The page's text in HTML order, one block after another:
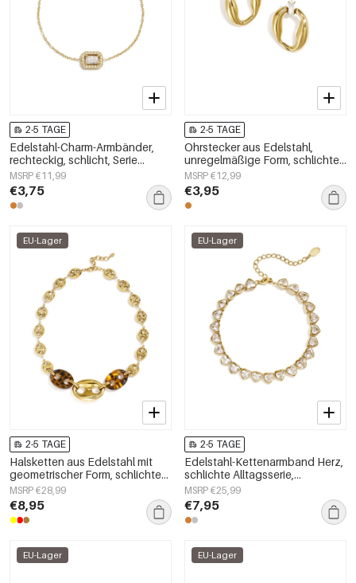
2-5 TAGE
Edelstahl-Charm-Armbänder,
rechteckig, schlicht, Serie
„Damenschmuck“
MSRP €11,99
€3,75
2-5 TAGE
Ohrstecker aus Edelstahl,
unregelmäßige Form, schlichte
Alltags-Serie, Damenschmuck
MSRP €12,99
€3,95
EU-Lager
2-5 TAGE
Halsketten aus Edelstahl mit
geometrischer Form, schlichte
Alltags-Serie, Damenschmuck
MSRP €28,99
€8,95
EU-Lager
2-5 TAGE
Edelstahl-Kettenarmband Herz,
schlichte Alltagsserie,
Damenschmuck
MSRP €25,99
€7,95
EU-Lager EU-Lager